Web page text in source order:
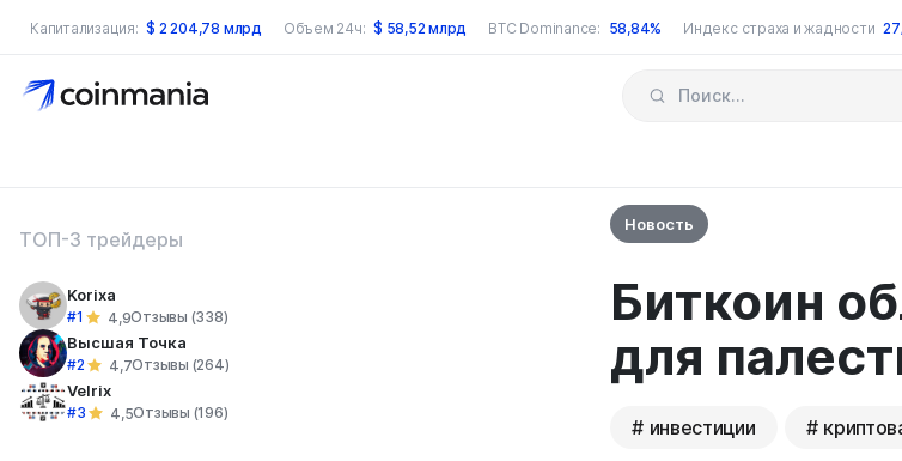
Капитализация: $ 2 204,78 млрд Объем 24ч: $ 58,52 млрд BTC Dominance: 58,84% Индекс страха и жадности
по сайту
ТОП-3 трейдеры
Korixa
#1 4,9Отзывы (338)
Высшая Точка
#2 4,7Отзывы (264)
Velrix
#3 4,5Отзывы (196)
Новость
Биткоин
для
инвестиции